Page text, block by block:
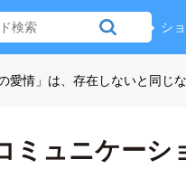
シ
愛情」は、存在しないと同じ
ミュニケー